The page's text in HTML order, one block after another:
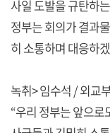
사일 도발을 규탄하
정부는 회의가 결과
히 소통하며 대응하
녹취> 임수석 / 외교
“우리 정부는 앞으로